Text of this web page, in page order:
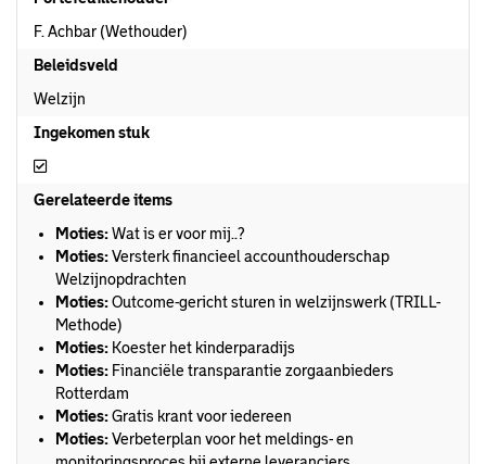
F. Achbar (Wethouder)
Beleidsveld
Welzijn
Ingekomen stuk
Ingekomen stuk
Gerelateerde items
Moties:Wat is er voor mij..?
Moties:Versterk financieel accounthouderschap
Welzijnopdrachten
Moties:Outcome-gericht sturen in welzijnswerk (TRILL-
Methode)
Moties: Koester het kinderparadijs
Moties: Financiële transparantie zorgaanbieders
Rotterdam
Moties:Gratis krant voor iedereen
Moties:Verbeterplan voor het meldings- en